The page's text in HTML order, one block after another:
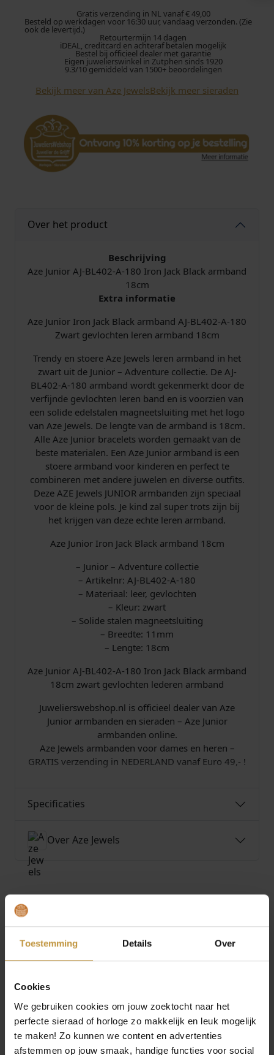
Toestemming Details Over
Cookies
We gebruiken cookies om jouw zoektocht naar het
perfecte sieraad of horloge zo makkelijk en leuk mogelijk
te maken! Zo kunnen we content en advertenties
afstemmen op jouw smaak, handige functies voor social
n
i
r
I
o
a
c
k
m
d
1
c
m
A
J
-
B
L
4
0
2
-
A
-
0
a
a
t
Gratis verzending in NL vanaf € 49,00
Besteld op werkdagen voor 16:30 uur, vandaag verzonden. (Zie
ook de levertijd.)
Retourtermijn 14 dagen
iDEAL, creditcard en achteraf betalen mogelijk
Bestel bij officieel dealer met garantie
Eigen juwelierswinkel in Zutphen sinds 1920
9.3/10 gemiddeld van 1500+ beoordelingen
Bekijk meer van Aze JewelsBekijk meer sieraden
Over het product
Beschrijving
Aze Junior AJ-BL402-A-180 Iron Jack Black armband
18cm
Extra informatie
Aze Junior Iron Jack Black armband AJ-BL402-A-180​
Zwart gevlochten leren armband 18cm
Trendy en stoere Aze Jewels leren armband in het
zwart uit de Junior – Adventure collectie. De AJ-
BL402-A-180 armband wordt gekenmerkt door de
verfijnde gevlochten leren band en is voorzien van
een solide edelstalen magneetsluiting met het logo
van Aze Jewels. De lengte van de armband is 18cm.
Alle Aze Junior bracelets worden gemaakt van de
beste materialen. Een Aze Junior armband is een
stoere armband voor kinderen en perfect te
combineren met andere juwelen en diverse outfits.
Deze AZE Jewels JUNIOR armbanden zijn speciaal
voor de kleine pols. Je kind zal super trots zijn bij
het krijgen van deze echte leren armband.
Aze Junior Iron Jack Black armband 18cm
– Junior – Adventure collectie
– Artikelnr: AJ-BL402-A-180
– Materiaal: leer, gevlochten
– Kleur: zwart
– Solide stalen magneetsluiting
– Breedte: 11mm
– Lengte: 18cm
Aze Junior AJ-BL402-A-180 Iron Jack Black armband
18cm zwart gevlochten lederen armband
Juwelierswebshop.nl is officieel dealer van Aze
Junior armbanden en sieraden – Aze Junior
armbanden online.
Aze Jewels armbanden voor dames en heren –
GRATIS verzending in NEDERLAND vanaf Euro 49,- !
Specificaties
Over Aze Jewels
MEER VAN AZE JEWELS
AZE JEWELS FIGARO
ARMBAND 21CM AZ-
Direct leverbaar, 1
werkdag
AZE JEWELS FIGARO
werkdag